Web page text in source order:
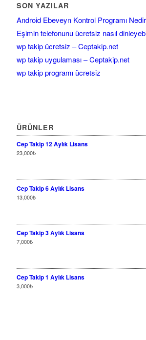
SON YAZILAR
Android Ebeveyn Kontrol Programı
Eşimin telefonunu ücretsiz nasıl
wp takip ücretsiz – Ceptakip.net
wp takip uygulaması – Ceptakip.net
wp takip programı ücretsiz
ÜRÜNLER
Cep Takip 12 Aylık Lisans
23,000₺
Cep Takip 6 Aylık Lisans
13,000₺
Cep Takip 3 Aylık Lisans
7,000₺
Cep Takip 1 Aylık Lisans
3,000₺